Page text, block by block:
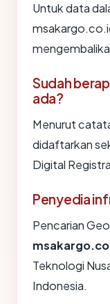
Untuk data
Sudah
ada?
Menurut
didaftarkan
Digital
Penyedia
Pencarian
Teknologi
Indonesia.